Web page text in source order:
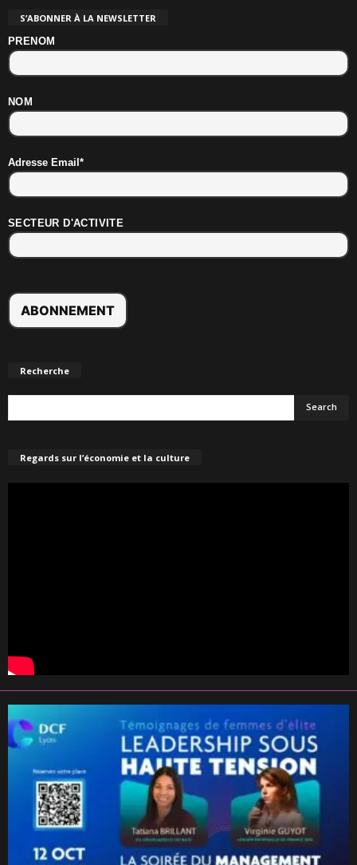
S’ABONNER À LA NEWSLETTER
PRENOM
NOM
Adresse Email*
SECTEUR D'ACTIVITE
Recherche
Regards sur l’économie et la culture